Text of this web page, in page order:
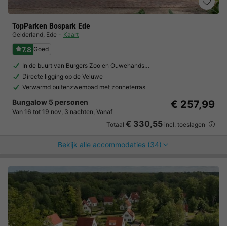
TopParken Bospark Ede
Gelderland, Ede Kaart
7.8 Goed
In de buurt van Burgers Zoo en Ouwehands…
Directe ligging op de Veluwe
Verwarmd buitenzwembad met zonneterras
Bungalow 5 personen
Van 16 tot 19 nov, 3 nachten, Vanaf
€ 257,99
Totaal € 330,55 incl. toeslagen
Bekijk alle accommodaties (34)